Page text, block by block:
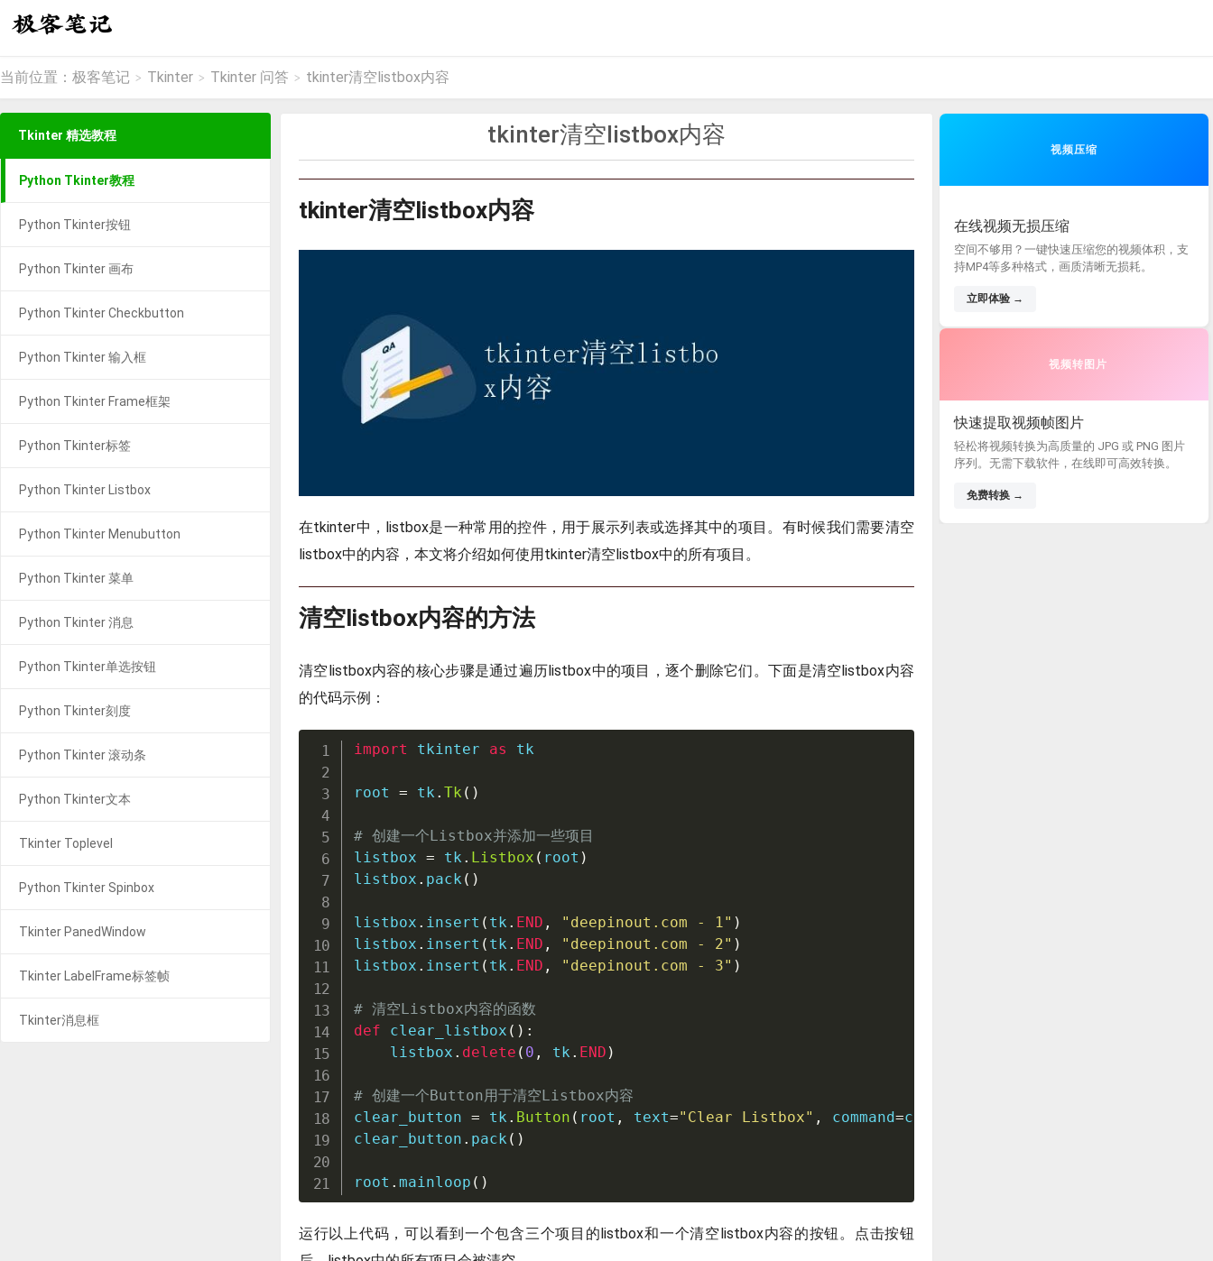
当前位置： 极客笔记 > Tkinter > Tkinter 问答 > tkinter清空listbox内容
tkinter清空listbox内容
tkinter清空listbox内容
在tkinter中，listbox是一种常用的控件，用于展示列表或选择其中的项目。有时候我们需要清空
listbox中的内容，本文将介绍如何使用tkinter清空listbox中的所有项目。
清空listbox内容的方法
清空listbox内容的核心步骤是通过遍历listbox中的项目，逐个删除它们。下面是清空listbox内容
的代码示例：
import tkinter as tk
root = tk . Tk ( )
# 创建一个Listbox并添加一些项目
listbox = tk . Listbox ( root )
listbox . pack ( )
listbox . insert ( tk . END , "deepinout.com - 1" )
listbox . insert ( tk . END , "deepinout.com - 2" )
listbox . insert ( tk . END , "deepinout.com - 3" )
# 清空Listbox内容的函数
def
clear_listbox ( ) :
    listbox
. delete ( 0 , tk . END )
# 创建一个Button用于清空Listbox内容
clear_button = tk . Button ( root , text="Clear Listbox" , command=clear_listbox
clear_button . pack ( )
root . mainloop ( )
运行以上代码，可以看到一个包含三个项目的listbox和一个清空listbox内容的按钮。点击按钮
Tkinter 精选教程
Python Tkinter教程
Python Tkinter按钮
Python Tkinter 画布
Python Tkinter Checkbutton
Python Tkinter 输入框
Python Tkinter Frame框架
Python Tkinter标签
Python Tkinter Listbox
Python Tkinter Menubutton
Python Tkinter 菜单
Python Tkinter 消息
Python Tkinter单选按钮
Python Tkinter刻度
Python Tkinter 滚动条
Python Tkinter文本
Tkinter Toplevel
Python Tkinter Spinbox
Tkinter PanedWindow
Tkinter LabelFrame标签帧
Tkinter消息框
视频压缩
在线视频无损压缩
空间不够用？一键快速压缩您的视频体积，支
持MP4等多种格式，画质清晰无损耗。
立即体验 →
视频转图片
快速提取视频帧图片
轻松将视频转换为高质量的 JPG 或 PNG 图片
序列。无需下载软件，在线即可高效转换。
免费转换 →